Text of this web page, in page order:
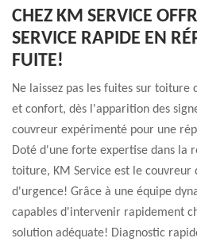
CHEZ KM SERVICE
SERVICE RAPIDE EN
FUITE!
Ne laissez pas les fuites sur
et confort, dès l'apparition des
couvreur expérimenté pour une
Doté d'une forte expertise dans la
toiture, KM Service est le couvreur
d'urgence! Grâce à une équipe
capables d'intervenir rapidement
solution adéquate! Diagnostic